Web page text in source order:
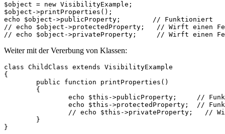
$object = new VisibilityExample;
$object->printProperties();
echo $object->publicProperty;        // Funktioniert
// echo $object->protectedProperty;   // Wirft einen
Weiter mit der Vererbung von Klassen:
class ChildClass extends VisibilityExample
{